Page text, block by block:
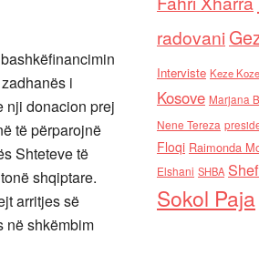
i
nji donacion prej
të përparojnë
Shteteve të
shqiptare.
arritjes së
në shkëmbim
radovani
Interviste Keze
Kosove Marjana
Nene Tereza
Floqi Raimonda
Elshani SHBA
Sokol Paja